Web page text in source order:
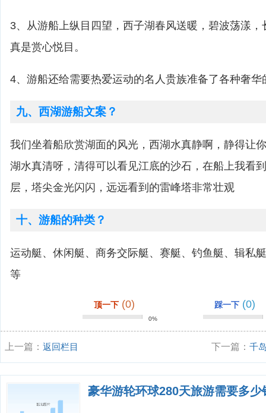
3、从游船上纵目四望，西子湖春风送暖，碧波荡漾
真是赏心悦目。
4、游船还给需要热爱运动的名人贵族准备了各种奢华
九、西湖游船文案？
我们坐着船欣赏湖面的风光，西湖水真静啊，静得让
湖水真清呀，清得可以看见江底的沙石，在船上我看
层，塔尖金光闪闪，远远看到的雷峰塔非常壮观
十、游船的种类？
运动艇、休闲艇、商务交际艇、赛艇、钓鱼艇、辑私
等
顶一下 (0)
0%
踩一下 (0)
上一篇： 返回栏目 下一篇：千
豪华游轮环球280天旅游需要多少